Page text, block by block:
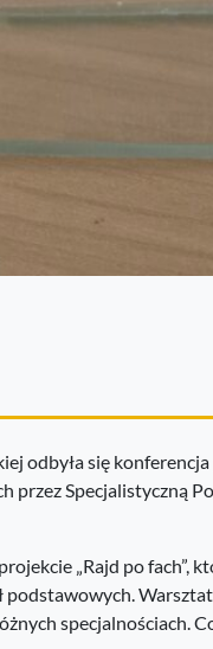
odbyła się
Specjalistyczną
„Rajd po fach”,
podstawowych.
specjalnościach.